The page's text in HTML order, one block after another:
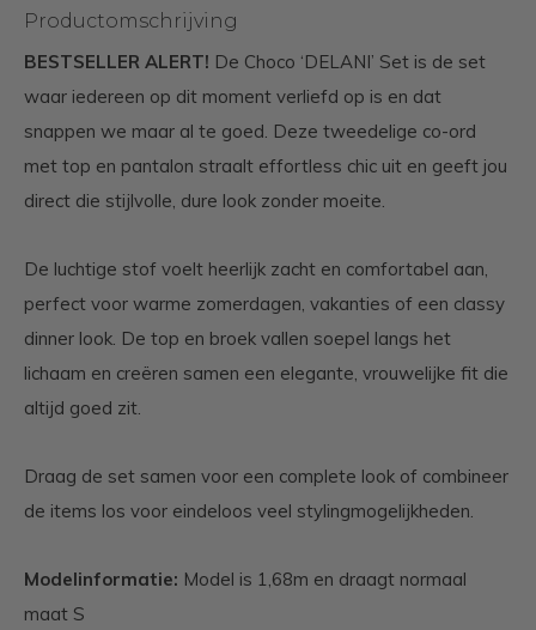
Productomschrijving
BESTSELLER ALERT! De Choco ‘DELANI’ Set is de set
waar iedereen op dit moment verliefd op is en dat
snappen we maar al te goed. Deze tweedelige co-ord
met top en pantalon straalt effortless chic uit en geeft jou
direct die stijlvolle, dure look zonder moeite.
De luchtige stof voelt heerlijk zacht en comfortabel aan,
perfect voor warme zomerdagen, vakanties of een classy
dinner look. De top en broek vallen soepel langs het
lichaam en creëren samen een elegante, vrouwelijke fit die
altijd goed zit.
Draag de set samen voor een complete look of combineer
de items los voor eindeloos veel stylingmogelijkheden.
Modelinformatie: Model is 1,68m en draagt normaal
maat S